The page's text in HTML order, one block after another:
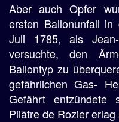
Aber auch Opfer
ersten Ballonunfall
Juli 1785, als
versuchte, den
Ballontyp zu
gefährlichen Gas-
Gefährt
Pilâtre de Rozier